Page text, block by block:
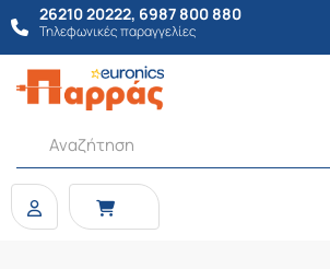
26210 20222, 6987 800 880
Τηλεφωνικές παραγγελίες